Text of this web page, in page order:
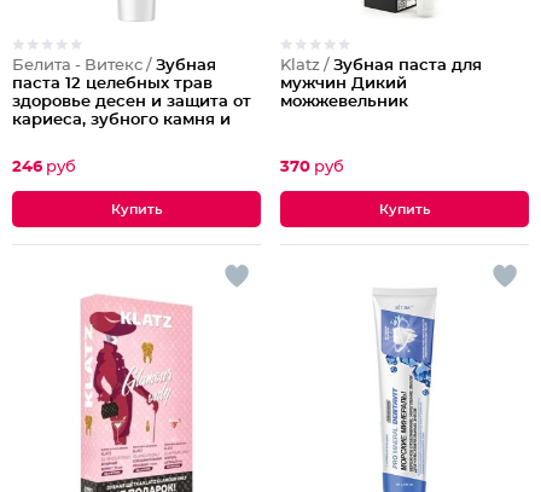
Белита - Витекс / Зубная
паста 12 целебных трав
здоровье десен и защита от
кариеса, зубного камня и
246 руб
Klatz / Зубная паста для
мужчин Дикий
можжевельник
370 руб